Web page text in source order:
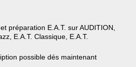
préparation E.A.T. sur AUDITION,
E.A.T. Classique, E.A.T.
possible dés maintenant